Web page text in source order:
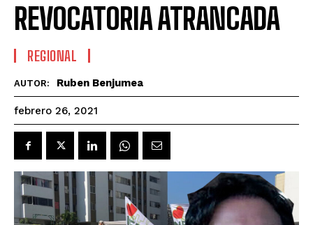
REVOCATORIA ATRANCADA
REGIONAL
AUTOR: Ruben Benjumea
febrero 26, 2021